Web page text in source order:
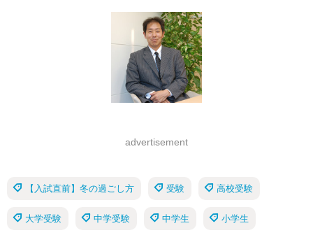
advertisement
【入試直前】冬の過ごし方 受験 高校受験
大学受験 中学受験 中学生 小学生